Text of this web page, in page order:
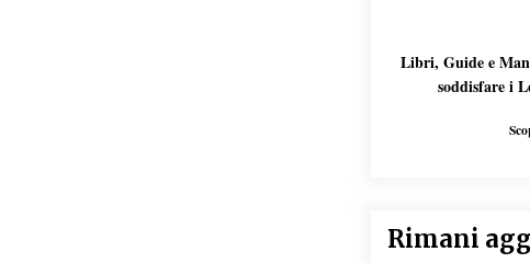
Libri, Guide e
soddisfare i
Rimani